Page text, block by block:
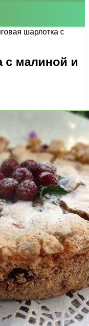
шарлотка с
с малиной и